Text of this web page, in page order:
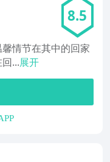
8.5
情节在其中的回家
...展开